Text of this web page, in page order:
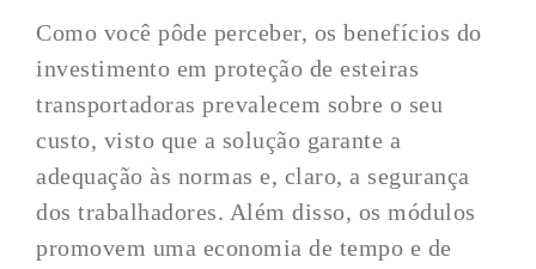
Como você pôde perceber, os benefícios do
investimento em proteção de esteiras
transportadoras prevalecem sobre o seu
custo, visto que a solução garante a
adequação às normas e, claro, a segurança
dos trabalhadores. Além disso, os módulos
promovem uma economia de tempo e de